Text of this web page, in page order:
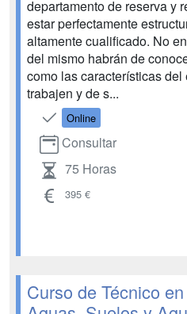
departamento de reserva y
estar perfectamente
altamente cualificado. No
del mismo habrán de
como las características
trabajen y de s...
Online
Consultar
75 Horas
395 €
Curso de Técnico